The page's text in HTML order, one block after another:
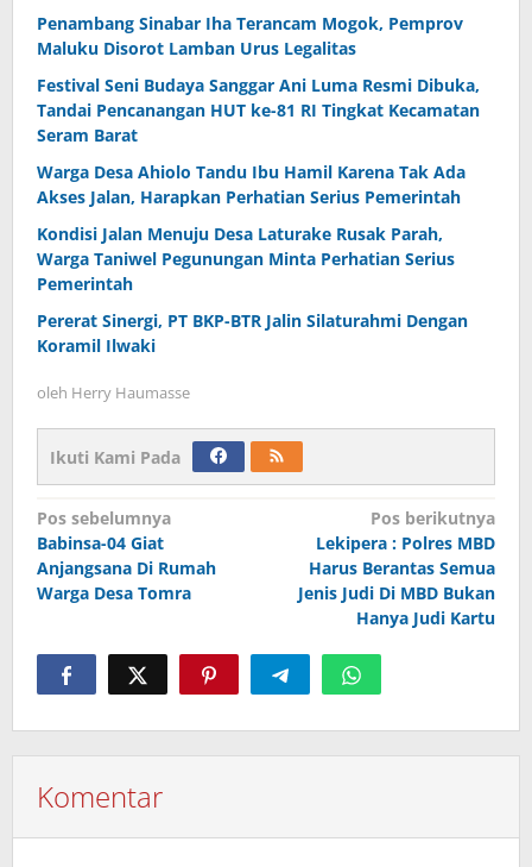
Penambang Sinabar Iha Terancam Mogok, Pemprov
Maluku Disorot Lamban Urus Legalitas
Festival Seni Budaya Sanggar Ani Luma Resmi Dibuka,
Tandai Pencanangan HUT ke-81 RI Tingkat Kecamatan
Seram Barat
Warga Desa Ahiolo Tandu Ibu Hamil Karena Tak Ada
Akses Jalan, Harapkan Perhatian Serius Pemerintah
Kondisi Jalan Menuju Desa Laturake Rusak Parah,
Warga Taniwel Pegunungan Minta Perhatian Serius
Pemerintah
Pererat Sinergi, PT BKP-BTR Jalin Silaturahmi Dengan
Koramil Ilwaki
oleh Herry Haumasse
Ikuti Kami Pada
Navigasi
pos
Pos sebelumnya
Babinsa-04 Giat
Anjangsana Di Rumah
Warga Desa Tomra
Pos berikutnya
Lekipera : Polres MBD
Harus Berantas Semua
Jenis Judi Di MBD Bukan
Hanya Judi Kartu
Komentar